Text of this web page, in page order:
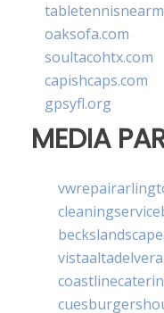
oaksofa.com
soultacohtx.com
capishcaps.com
gpsyfl.org
MEDIA